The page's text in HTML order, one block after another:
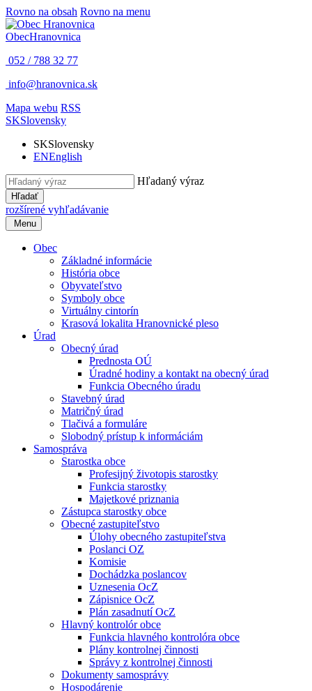
Rovno na obsah Rovno na menu
ObecHranovnica
052 / 788 32 77
info@hranovnica.sk
Mapa webu RSS
SKSlovensky
SKSlovensky
ENEnglish
Hľadaný výraz
Hľadať
rozšírené vyhľadávanie
Menu
Obec
Základné informácie
História obce
Obyvateľstvo
Symboly obce
Virtuálny cintorín
Krasová lokalita Hranovnické pleso
Úrad
Obecný úrad
Prednosta OÚ
Úradné hodiny a kontakt na obecný úrad
Funkcia Obecného úradu
Stavebný úrad
Matričný úrad
Tlačivá a formuláre
Slobodný prístup k informáciám
Samospráva
Starostka obce
Profesijný životopis starostky
Funkcia starostky
Majetkové priznania
Zástupca starostky obce
Obecné zastupiteľstvo
Úlohy obecného zastupiteľstva
Poslanci OZ
Komisie
Dochádzka poslancov
Uznesenia OcZ
Zápisnice OcZ
Plán zasadnutí OcZ
Hlavný kontrolór obce
Funkcia hlavného kontrolóra obce
Plány kontrolnej činnosti
Správy z kontrolnej činnosti
Dokumenty samosprávy
Hospodárenie